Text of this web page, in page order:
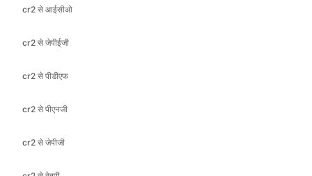
cr2 से पीडीएफ
cr2 से पीएनजी
cr2 से जेपीजी
cr2 से वेबपी
जीआईएफ से बीएमपी